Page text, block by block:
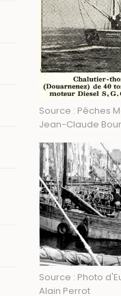
Source : Pêches
Jean-Claude
Source : Photo
Alain Perrot